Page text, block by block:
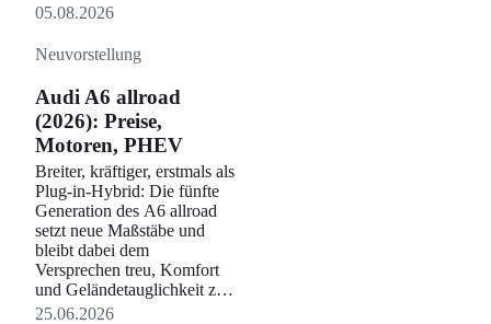
05.08.2026
Neuvorstellung
Audi A6 allroad
(2026): Preise,
Motoren, PHEV
Breiter, kräftiger, erstmals als
Plug-in-Hybrid: Die fünfte
Generation des A6 allroad
setzt neue Maßstäbe und
bleibt dabei dem
Versprechen treu, Komfort
und Geländetauglichkeit zu
verbinden.
25.06.2026